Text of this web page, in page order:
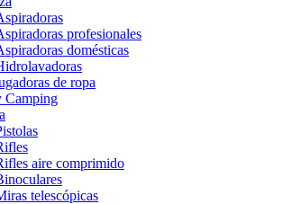
profesionales
domésticas
de ropa
Camping
aire comprimido
telescópicas